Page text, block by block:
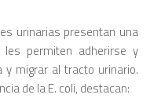
urinarias presentan una
permiten adherirse y
migrar al tracto urinario.
de la E. coli, destacan: